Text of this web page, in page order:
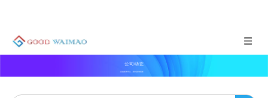
谷道新闻中心，实时咨询更新
公司动态